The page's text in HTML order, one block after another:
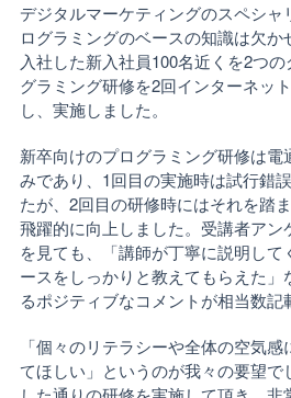
デジタルマーケティングのスペシ
ログラミングのベースの知識は欠
入社した新入社員100名近くを2つ
グラミング研修を2回インターネッ
し、実施しました。
新卒向けのプログラミング研修は
みであり、1回目の実施時は試行錯
たが、2回目の研修時にはそれを踏
飛躍的に向上しました。受講者アン
を見ても、「講師が丁寧に説明し
ースをしっかりと教えてもらえた
るポジティブなコメントが相当数記
「個々のリテラシーや全体の空気
てほしい」というのが我々の要望で